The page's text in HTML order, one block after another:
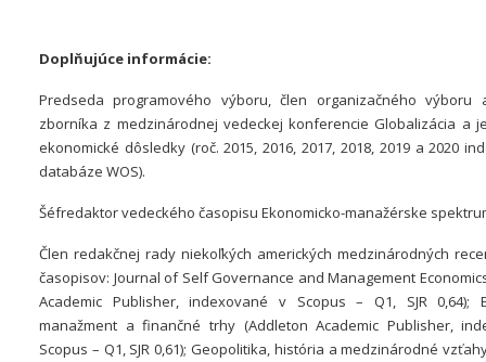
Doplňujúce informácie:
Predseda programového výboru, člen organizačného výboru
zborníka z medzinárodnej vedeckej konferencie Globalizácia a
ekonomické dôsledky (roč. 2015, 2016, 2017, 2018, 2019 a 2020
databáze WOS).
Šéfredaktor vedeckého časopisu Ekonomicko-manažérske
Člen redakčnej rady niekoľkých amerických medzinárodných
časopisov: Journal of Self Governance and Management
Academic Publisher, indexované v Scopus – Q1, SJR 0,64);
manažment a finančné trhy (Addleton Academic Publisher,
Scopus – Q1, SJR 0,61); Geopolitika, história a medzinárodné